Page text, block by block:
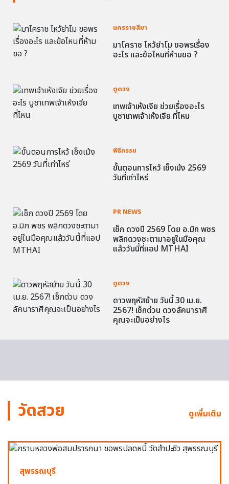
นครราชสีมา
มาโคราช ไหว้ย่าโม ขอพรเรื่อง
อะไร และข้อไหนที่ห้ามขอ ?
ดูดวง
เทพเจ้าเห้งเจีย ช่วยเรื่องอะไร
บูชาเทพเจ้าเห้งเจีย ที่ไหน
พิธีกรรม
ขั้นตอนการไหว้ เช็งเม้ง 2569
วันที่เท่าไหร่
PR NEWS
เช็ก ดวงปี 2569 โดย อ.มิก พชร
พลิกดวงชะตามาอยู่ในมือคุณ
แล้ววันนี้ที่แอป MTHAI
ดูดวง
ดาวพฤหัสย้าย วันนี้ 30 เม.ย.
2567! เช็กด่วน ดวงลัคนาราศี
คุณจะเป็นอย่างไร
วัดสวย ดูเพิ่มเติม
สุพรรณบุรี